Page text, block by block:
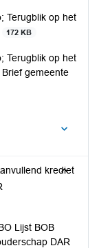
Terugblik op het
172 KB
Terugblik op het
gemeente
krediet
Lijst BOB
DAR